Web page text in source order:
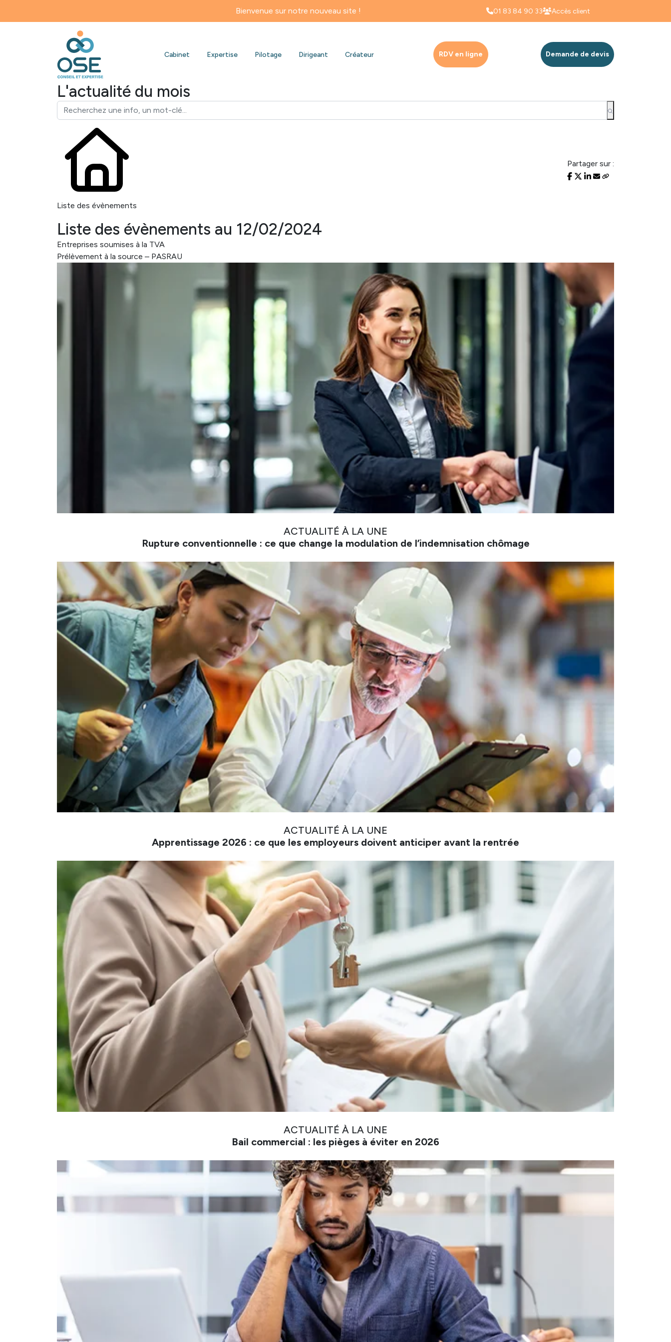
Bienvenue sur notre nouveau site ! 01 83 84 90 33 Accès client
Cabinet Expertise Pilotage Dirigeant Créateur RDV en ligne Demande de devis
L'actualité du mois
Liste des évènements
Partager sur :
Liste des évènements au 12/02/2024
Entreprises soumises à la TVA
Prélèvement à la source – PASRAU
ACTUALITÉ À LA UNE
Rupture conventionnelle : ce que change la modulation de l’indemnisation chômage
ACTUALITÉ À LA UNE
Apprentissage 2026 : ce que les employeurs doivent anticiper avant la rentrée
ACTUALITÉ À LA UNE
Bail commercial : les pièges à éviter en 2026